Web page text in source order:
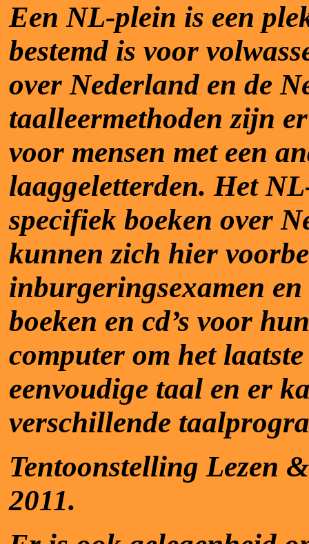
Een NL-plein is een
bestemd is voor
over Nederland en de
taalleermethoden zijn
voor mensen met een
laaggeletterden. Het
specifiek boeken over
kunnen zich hier
inburgeringsexamen
boeken en cd’s voor
computer om het
eenvoudige taal en er
verschillende
Tentoonstelling Lezen
2011.